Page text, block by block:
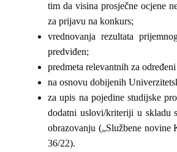
tim da visina prosječne ocjene
za prijavu na konkurs;
vrednovanja rezultata
predviđen;
predmeta relevantnih za
na osnovu dobijenih
za upis na pojedine studijske
dodatni uslovi/kriteriji u skladu
obrazovanju („Službene novine
36/22).